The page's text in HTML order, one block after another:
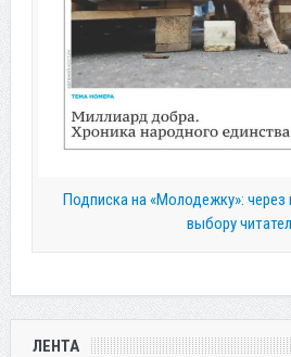
Подписка на «Молодежку»: через
выбору
ЛЕНТА